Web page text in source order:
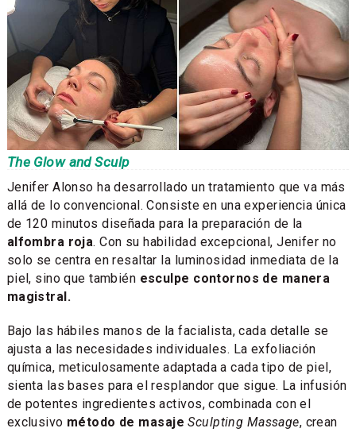
The Glow and Sculp
Jenifer Alonso ha desarrollado un tratamiento que va más
allá de lo convencional. Consiste en una experiencia única
de 120 minutos diseñada para la preparación de la
alfombra roja. Con su habilidad excepcional, Jenifer no
solo se centra en resaltar la luminosidad inmediata de la
piel, sino que también esculpe contornos de manera
magistral.
Bajo las hábiles manos de la facialista, cada detalle se
ajusta a las necesidades individuales. La exfoliación
química, meticulosamente adaptada a cada tipo de piel,
sienta las bases para el resplandor que sigue. La infusión
de potentes ingredientes activos, combinada con el
exclusivo método de masaje Sculpting Massage, crean